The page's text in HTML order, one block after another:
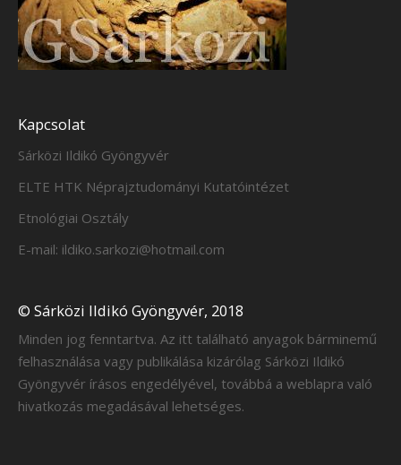
Kapcsolat
Sárközi Ildikó Gyöngyvér
ELTE HTK Néprajztudományi Kutatóintézet
Etnológiai Osztály
E-mail: ildiko.sarkozi@hotmail.com
© Sárközi Ildikó Gyöngyvér, 2018
Minden jog fenntartva. Az itt található anyagok bárminemű
felhasználása vagy publikálása kizárólag Sárközi Ildikó
Gyöngyvér írásos engedélyével, továbbá a weblapra való
hivatkozás megadásával lehetséges.